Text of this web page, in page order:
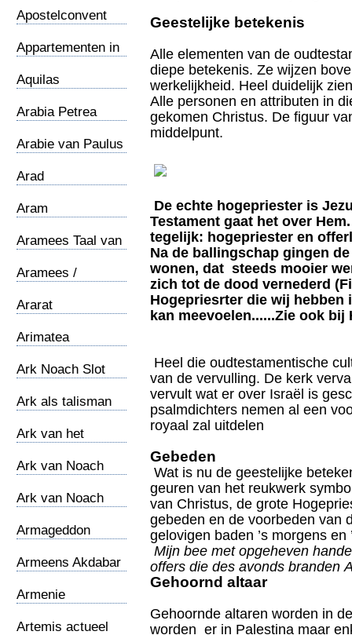
Apostelconvent
Appartementen in
Aquilas
Arabia Petrea
Arabie van Paulus
Arad
Aram
Aramees Taal van
Aramees /
Ararat
Arimatea
Ark Noach Slot
Ark als talisman
Ark van het
Ark van Noach
Ark van Noach
Armageddon
Armeens Akdabar
Armenie
Artemis actueel
Geestelijke betekenis
Alle elementen van de
diepe betekenis. Ze wijzen
werkelijkheid. Heel duidelijk
Alle personen en attributen in
gekomen Christus. De figuur
middelpunt.
De echte hogepriester is
Testament gaat het over
tegelijk: hogepriester en
Na de ballingschap gingen
wonen, dat steeds mooier
zich tot de dood vernederd
Hogepriesrter die wij hebben
kan meevoelen......Zie ook
Heel die oudtestamentische
van de vervulling. De kerk
vervult wat er over Israël is
psalmdichters nemen al een
royaal zal uitdelen
Gebeden
Wat is nu de geestelijke
geuren van het reukwerk
van Christus, de grote
gebeden en de voorbeden van
gelovigen baden ’s morgens
Mijn bee met opgeheven
offers die des avonds branden
Gehoornd altaar
Gehoornde altaren worden in
worden er in Palestina maar